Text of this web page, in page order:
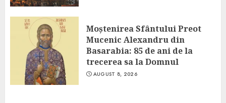
Moștenirea Sfântului Preot
Mucenic Alexandru din
Basarabia: 85 de ani de la
trecerea sa la Domnul
AUGUST 8, 2026